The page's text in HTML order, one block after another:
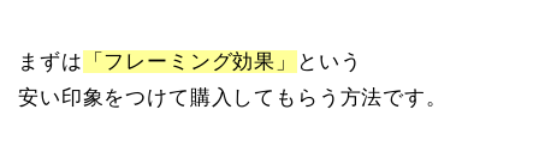
まずは 「フレーミング効果」
という
安い印象をつけて購入してもらう方法です。